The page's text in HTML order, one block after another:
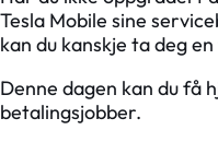
Tesla Mobile sine
kan du kanskje ta deg
Denne dagen kan du få
betalingsjobber.